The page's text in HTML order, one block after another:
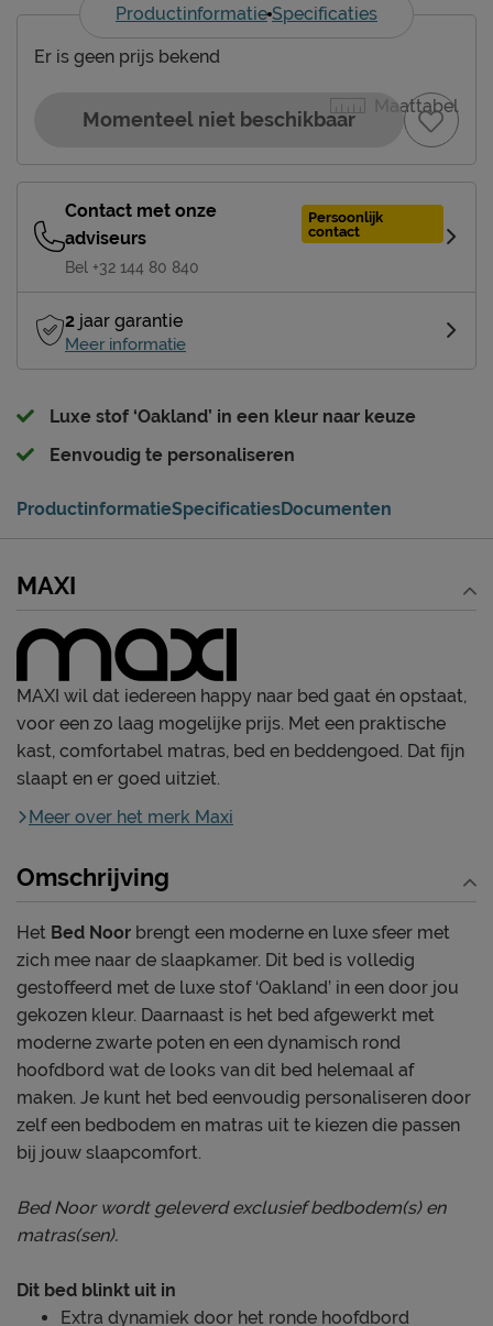
Productinformatie Specificaties
Maattabel
Er is geen prijs bekend
Momenteel niet beschikbaar
Contact met onze
adviseurs
Persoonlijk
contact
Bel +32 144 80 840
2 jaar garantie
Meer informatie
Luxe stof ‘Oakland’ in een kleur naar keuze
Eenvoudig te personaliseren
ProductinformatieSpecificatiesDocumenten
MAXI
MAXI wil dat iedereen happy naar bed gaat én opstaat,
voor een zo laag mogelijke prijs. Met een praktische
kast, comfortabel matras, bed en beddengoed. Dat fijn
slaapt en er goed uitziet.
Meer over het merk Maxi
Omschrijving
Het Bed Noor brengt een moderne en luxe sfeer met
zich mee naar de slaapkamer. Dit bed is volledig
gestoffeerd met de luxe stof ‘Oakland’ in een door jou
gekozen kleur. Daarnaast is het bed afgewerkt met
moderne zwarte poten en een dynamisch rond
hoofdbord wat de looks van dit bed helemaal af
maken. Je kunt het bed eenvoudig personaliseren door
zelf een bedbodem en matras uit te kiezen die passen
bij jouw slaapcomfort.
Bed Noor wordt geleverd exclusief bedbodem(s) en
matras(sen).
Dit bed blinkt uit in
Extra dynamiek door het ronde hoofdbord